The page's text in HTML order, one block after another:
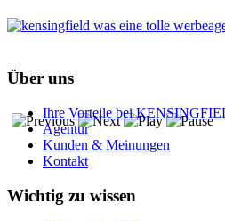
Über uns
Ihre Vorteile bei
Agentur
Kunden & Meinungen
Kontakt
Wichtig zu wissen